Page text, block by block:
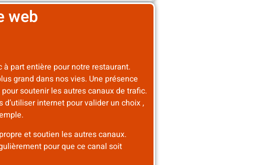
web
part entière pour notre restaurant.
grand dans nos vies. Une présence
soutenir les autres canaux de trafic.
internet pour valider un choix ,
et soutien les autres canaux.
pour que ce canal soit